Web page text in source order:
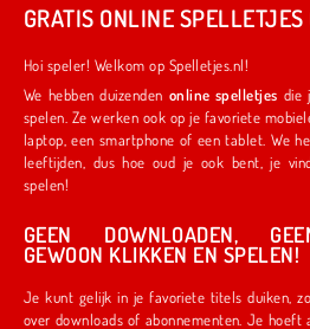
GRATIS ONLINE
Hoi speler! Welkom op Spelletjes.nl!
We hebben duizenden online spelletjes die je alleen of met
spelen. Ze werken ook op je favoriete
laptop, een smartphone of een tablet. We hebben iets voor spelers van alle
leeftijden, dus hoe oud je ook bent, je vindt altijd wel iets
spelen!
GEEN DOWNLOADEN,
GEWOON KLIKKEN EN SPELEN!
Je kunt gelijk in je favoriete titels duiken,
over downloads of abonnementen. Je